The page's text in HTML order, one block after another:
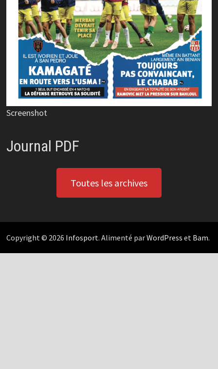
Screenshot
Journal PDF
Toutes les archives
Copyright © 2026 Infosport. Alimenté parWordPress et Bam.